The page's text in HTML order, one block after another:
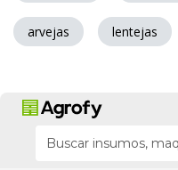
arvejas lentejas